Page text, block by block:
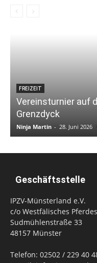
FREIZEIT
Vereinsturnier auf
Grenzdyck
Ninja Martin - 28. Juni 2026
Geschäftsstelle
IPZV-Münsterland e.V.
c/o Westfälisches
Sudmühlenstraße 33
48157 Münster
Telefon: 02502 / 229 40